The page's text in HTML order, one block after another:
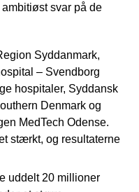
svar på de
Syddanmark,
– Svendborg
hospitaler, Syddansk
Denmark og
MedTech Odense.
stærkt, og resultaterne
uddelt 20 millioner